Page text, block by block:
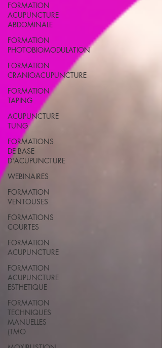
FORMATION
ACUPUNCTURE
ABDOMINALE
FORMATION
PHOTOBIOMODULATION
FORMATION
CRANIOACUPUNCTURE
FORMATION
TAPING
ACUPUNCTURE
TUNG
FORMATIONS
DE BASE
D'ACUPUNCTURE
WEBINAIRES
FORMATION
VENTOUSES
FORMATIONS
COURTES
FORMATION
ACUPUNCTURE
FORMATION
ACUPUNCTURE
ESTHETIQUE
FORMATION
TECHNIQUES
MANUELLES
(TMO